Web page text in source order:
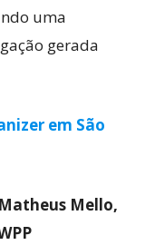
uma
gerada
em São
Mello,